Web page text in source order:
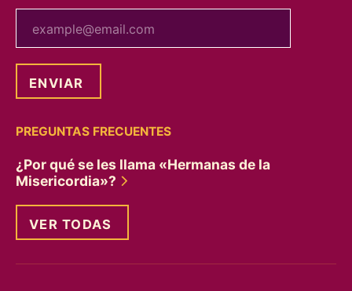
PREGUNTAS FRECUENTES
¿Por qué se les llama «Hermanas de la
Misericordia»?
VER TODAS